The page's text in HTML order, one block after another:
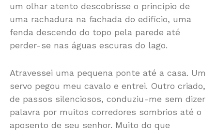
um olhar atento descobrisse o princípio de
uma rachadura na fachada do edifício, uma
fenda descendo do topo pela parede até
perder-se nas águas escuras do lago.
Atravessei uma pequena ponte até a casa. Um
servo pegou meu cavalo e entrei. Outro criado,
de passos silenciosos, conduziu-me sem dizer
palavra por muitos corredores sombrios até o
aposento de seu senhor. Muito do que